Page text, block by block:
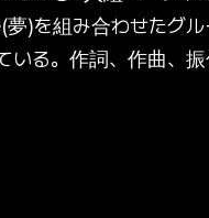
夢)を組み合わせたグ
いる。作詞、作曲、